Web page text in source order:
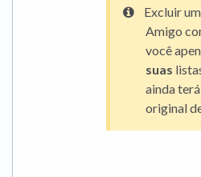
Excluir
Amigo
você
suas
ainda
original